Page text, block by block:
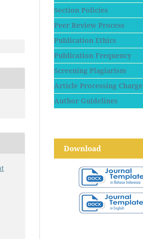
Section Policies
Peer Review Process
Publication Ethics
Publication Frequency
Screening Plagiarism
Article Processing Charge
Author Guidelines
Download